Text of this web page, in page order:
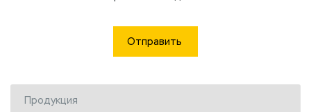
Продукция